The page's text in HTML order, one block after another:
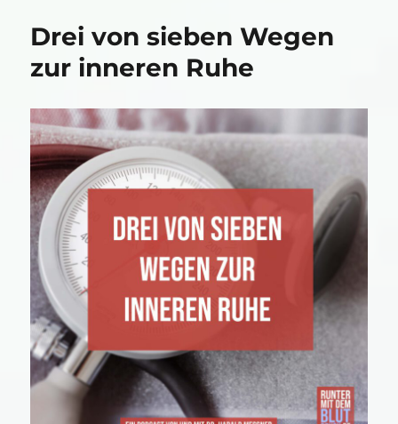
Drei von sieben Wegen
zur inneren Ruhe